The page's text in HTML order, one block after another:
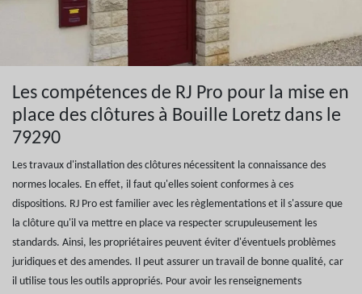
Les compétences de RJ Pro pour la mise en
place des clôtures à Bouille Loretz dans le
79290
Les travaux d'installation des clôtures nécessitent la connaissance des
normes locales. En effet, il faut qu'elles soient conformes à ces
dispositions. RJ Pro est familier avec les règlementations et il s'assure que
la clôture qu'il va mettre en place va respecter scrupuleusement les
standards. Ainsi, les propriétaires peuvent éviter d'éventuels problèmes
juridiques et des amendes. Il peut assurer un travail de bonne qualité, car
il utilise tous les outils appropriés. Pour avoir les renseignements